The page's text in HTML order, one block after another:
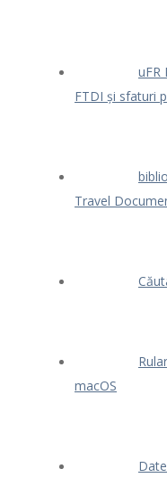
uFR
FTDI și sfaturi
Travel
macOS